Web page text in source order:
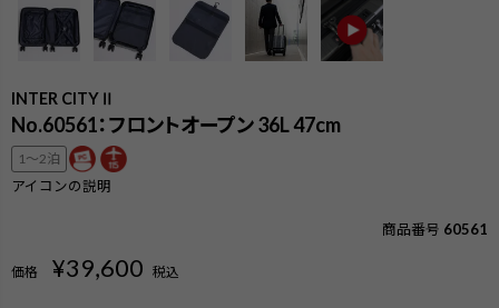
INTER CITYⅡ
No.60561：フロントオープン 36L 47cm
1〜2泊
アイコンの説明
商品番号 60561
価格 ¥39,600 税込